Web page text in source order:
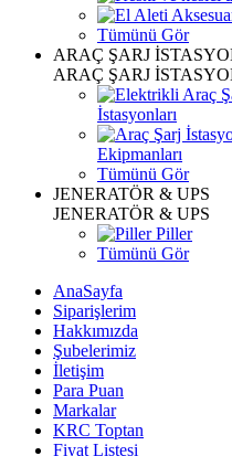
Tümünü Gör
ARAÇ ŞARJ
ARAÇ ŞARJ
İstasyonları
Ekipmanları
Tümünü Gör
JENERATÖR & UPS
JENERATÖR & UPS
Piller
Tümünü Gör
AnaSayfa
Siparişlerim
Hakkımızda
Şubelerimiz
İletişim
Para Puan
Markalar
KRC Toptan
Fiyat Listesi